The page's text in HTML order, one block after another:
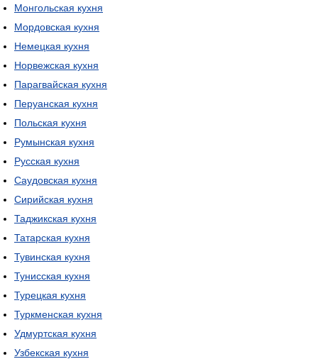
Монгольская кухня
Мордовская кухня
Немецкая кухня
Норвежская кухня
Парагвайская кухня
Перуанская кухня
Польская кухня
Румынская кухня
Русская кухня
Саудовская кухня
Сирийская кухня
Таджикская кухня
Татарская кухня
Тувинская кухня
Тунисская кухня
Турецкая кухня
Туркменская кухня
Удмуртская кухня
Узбекская кухня